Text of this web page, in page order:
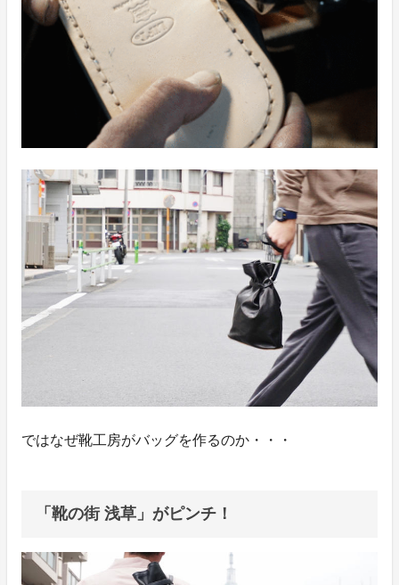
ではなぜ靴工房がバッグを作るのか・・・
「靴の街 浅草」がピンチ！